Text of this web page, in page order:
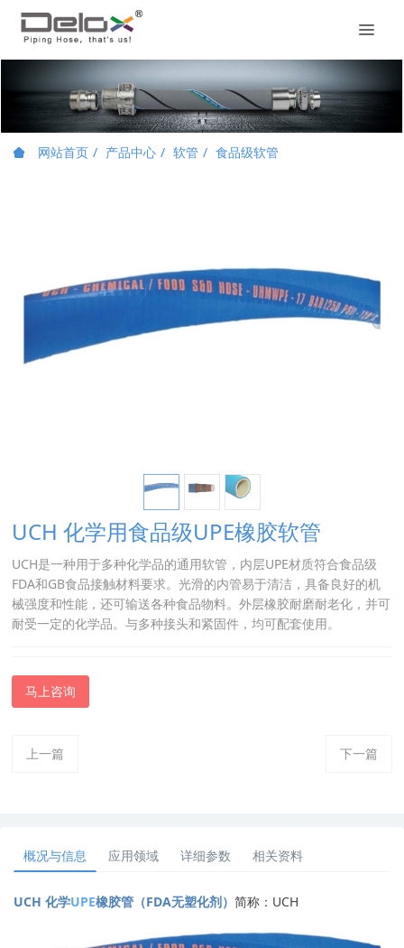
网站首页 产品中心 软管 食品级软管
UCH 化学用食品级UPE橡胶软管
UCH是一种用于多种化学品的通用软管，内层UPE材质符合食品级
FDA和GB食品接触材料要求。光滑的内管易于清洁，具备良好的机
械强度和性能，还可输送各种食品物料。外层橡胶耐磨耐老化，并可
耐受一定的化学品。与多种接头和紧固件，均可配套使用。
马上咨询
上一篇 下一篇
概况与信息 应用领域 详细参数 相关资料
UCH 化学UPE橡胶管（FDA无塑化剂） 简称：UCH